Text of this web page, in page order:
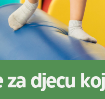
za djecu